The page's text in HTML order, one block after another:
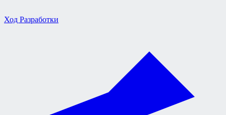
Ход Разработки